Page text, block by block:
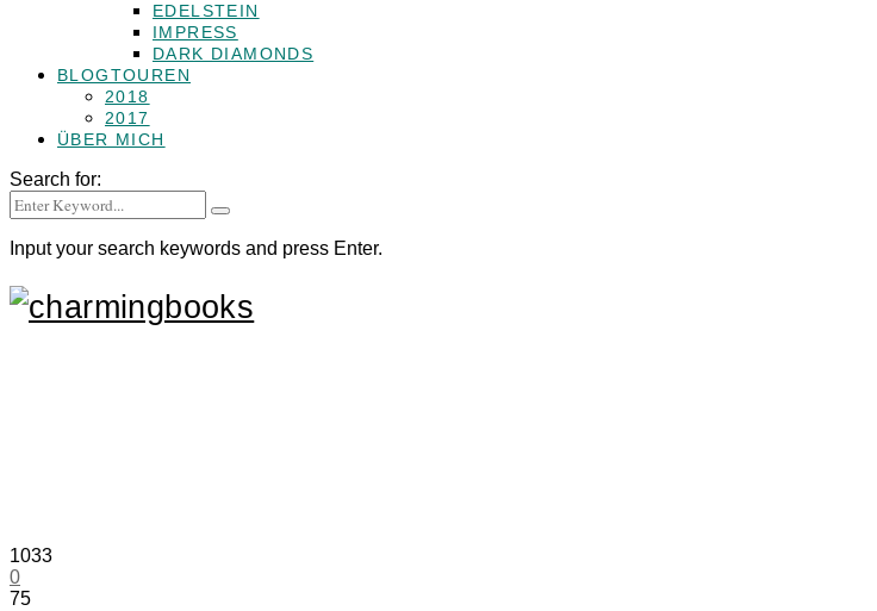
EDELSTEIN
IMPRESS
DARK DIAMONDS
BLOGTOUREN
2018
2017
ÜBER MICH
Search for:
Input your search keywords and press Enter.
1033
0
75